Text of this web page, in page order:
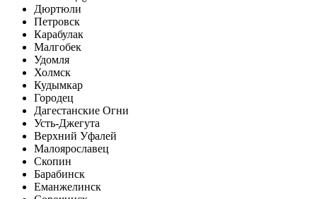
Дюртюли
Петровск
Карабулак
Малгобек
Удомля
Холмск
Кудымкар
Городец
Дагестанские Огни
Усть-Джегута
Верхний Уфалей
Малоярославец
Скопин
Барабинск
Еманжелинск